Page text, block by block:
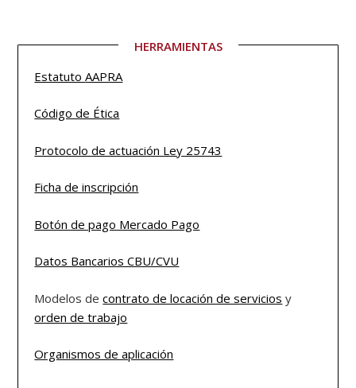
HERRAMIENTAS
EstatutoAAPRA
Código de Ética
Protocolo de actuación Ley 25743
Ficha de inscripción
Botón de pago Mercado Pago
Datos Bancarios CBU/CVU
Modelos decontrato de locación de servicios y
orden de trabajo
Organismos de aplicación